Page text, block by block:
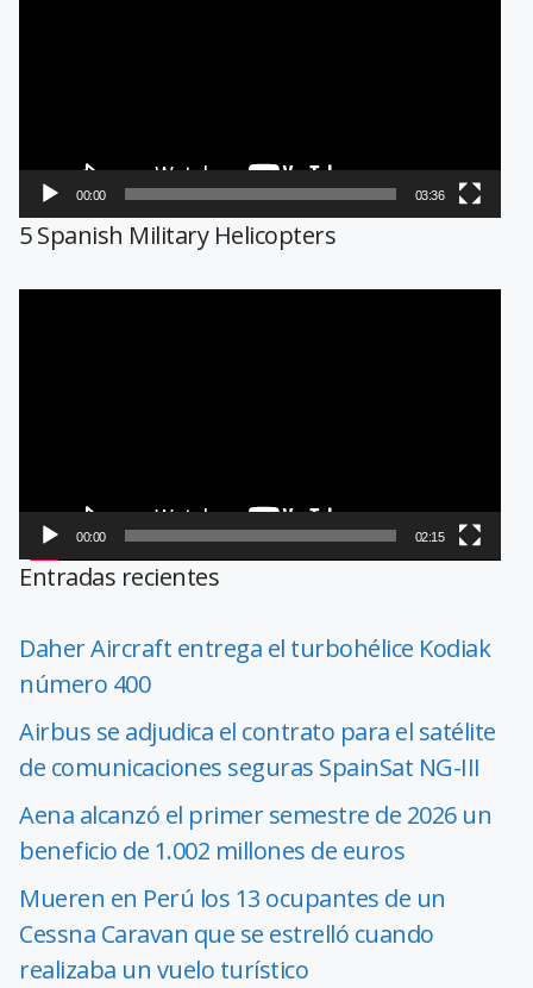
00:00 03:36
5 Spanish Military Helicopters
00:00 02:15
Entradas recientes
Daher Aircraft entrega el turbohélice Kodiak
número 400
Airbus se adjudica el contrato para el satélite
de comunicaciones seguras SpainSat NG-III
Aena alcanzó el primer semestre de 2026 un
beneficio de 1.002 millones de euros
Mueren en Perú los 13 ocupantes de un
Cessna Caravan que se estrelló cuando
realizaba un vuelo turístico